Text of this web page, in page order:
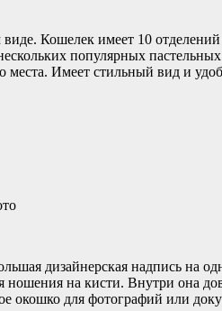
Кошелек имеет 10
популярных
Имеет стильный вид и
дизайнерская надпись на
ношения на кисти. Внутри она
окошко для фотографий или